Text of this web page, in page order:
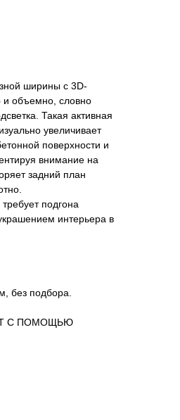
ширины с 3D-
и объемно, словно
Такая активная
увеличивает
поверхности и
внимание на
задний план
подгона
интерьера в
без подбора.
С ПОМОЩЬЮ